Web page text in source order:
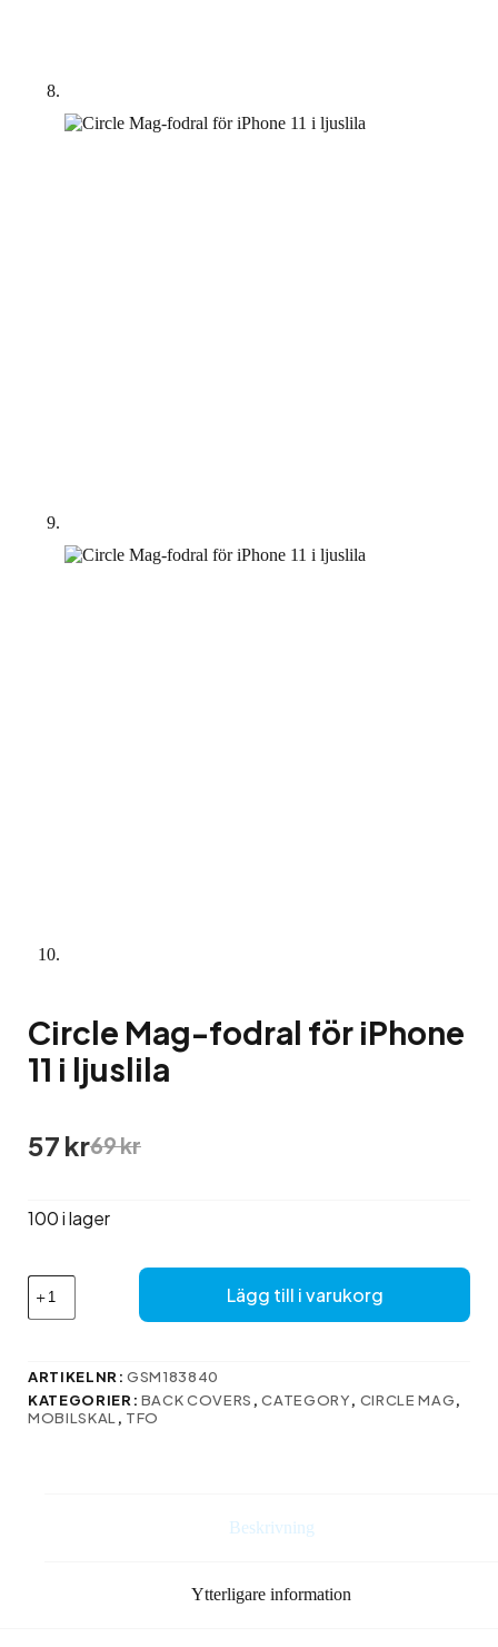
Circle Mag-fodral för iPhone
11 i ljuslila
69kr
Det
ursprungliga
var:
57 krDet
nuvarande
är:
100 i lager
Circle
Mag-
fodral
iPhone
i
Lägg till i varukorg
ARTIKELNR:GSM183840
KATEGORIER: BACK COVERS ,CATEGORY, CIRCLE MAG,
MOBILSKAL , TFO
Beskrivning
Ytterligare information